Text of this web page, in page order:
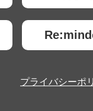
プライバシーポ